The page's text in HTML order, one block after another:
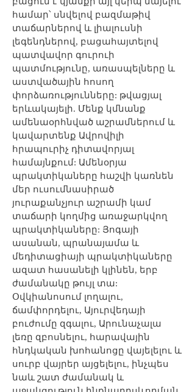
համար՝ սնվելով բազմաթիվ
տաճարներով և լիալուսնի
լեգենդներով, բացահայտելով
պատվավոր գուրուի
պատմությունը, առասպելները և
աստվածային հոսող
փորձառությունները: թվացյալ
երևակայելի. Մենք կմնանք
ամենաօրհնված աշրամներում և
կավարտենք Ավրովիլի
հրապուրիչ դիտավորյալ
համայնքում: Ամենօրյա
պրակտիկաները հաշվի կառնեն
մեր ուսումնասիրած
յուրաքանչյուր աշրամի կամ
տաճարի կողմից առաջարկվող
պրակտիկաները: Յոգայի
ասանան, պրանայամա և
մեդիտացիայի պրակտիկաները
ազատ հասանելի կլինեն, երբ
ժամանակը թույլ տա:
Օվկիանոսում լողալու,
ճամփորդելու, Այուրվեդայի
բուժումը զգալու, Արունաչալա
լեռը զբոսնելու, հարավային
հնդկական խոհանոցը վայելելու և
սուրբ վայրեր այցելելու, ինչպես
նաև շատ ժամանակ և